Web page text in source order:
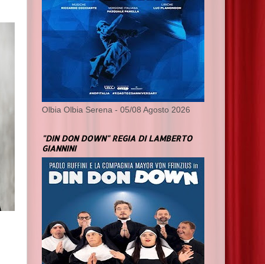
Olbia Olbia Serena - 05/08 Agosto 2026
"DIN DON DOWN" REGIA DI LAMBERTO
GIANNINI